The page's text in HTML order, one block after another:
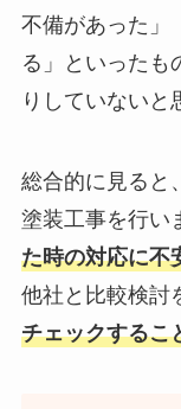
不備があった」
る」といったも
りしていないと
総合的に見ると
塗装工事を行い
た時の対応に不
他社と比較検討
チェックするこ